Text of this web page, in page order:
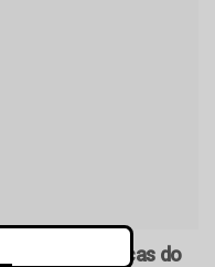
Públicas do